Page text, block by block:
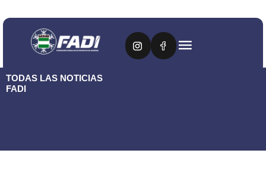
TODAS LAS NOTICIAS
FADI